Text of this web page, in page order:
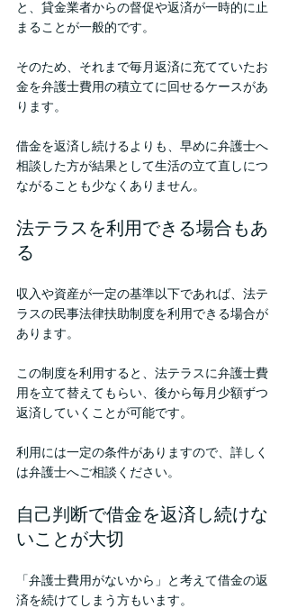
と、貸金業者からの督促や返済が一時的に止
まることが一般的です。
そのため、それまで毎月返済に充てていたお
金を弁護士費用の積立てに回せるケースがあ
ります。
借金を返済し続けるよりも、早めに弁護士へ
相談した方が結果として生活の立て直しにつ
ながることも少なくありません。
法テラスを利用できる場合もあ
る
収入や資産が一定の基準以下であれば、法テ
ラスの民事法律扶助制度を利用できる場合が
あります。
この制度を利用すると、法テラスに弁護士費
用を立て替えてもらい、後から毎月少額ずつ
返済していくことが可能です。
利用には一定の条件がありますので、詳しく
は弁護士へご相談ください。
自己判断で借金を返済し続けな
いことが大切
「弁護士費用がないから」と考えて借金の返
済を続けてしまう方もいます。